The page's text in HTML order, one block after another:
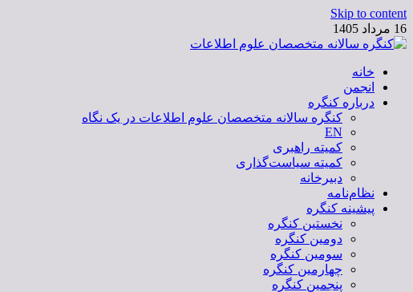
Skip to content
16 مرداد 1405
کنگره سالانه متخصصان علوم اطلاعات
خانه
انجمن
درباره کنگره
کنگره سالانه متخصصان علوم اطلاعات در یک نگاه
EN
کمیته راهبری
کمیته سیاست‌گذاری
دبیرخانه
نظام‌نامه
پیشینه کنگره
نخستین کنگره
دومین کنگره
سومین کنگره
چهارمین کنگره
پنجمین کنگره